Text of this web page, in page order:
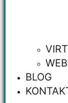
BLOG